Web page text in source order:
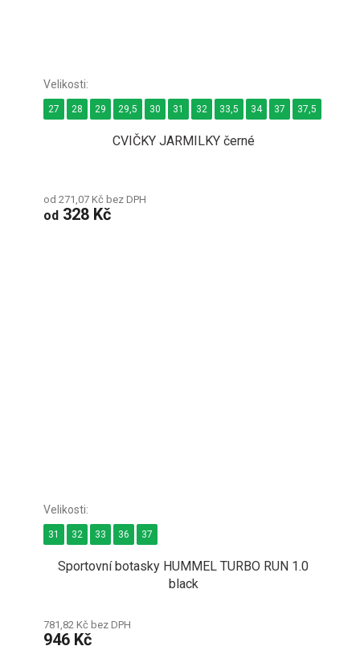
CVIČKY JARMILKY černé
od 271,07 Kč bez DPH
od 328 Kč
27 28 29 29,5 30 31 32 33,5 34 37 37,5
Sportovní botasky HUMMEL TURBO RUN 1.0
black
781,82 Kč bez DPH
946 Kč
31 32 33 36 37